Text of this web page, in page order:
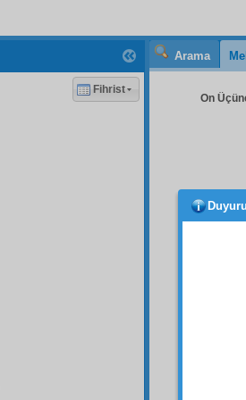
Arama
On
Başa
Fihrist
Duyuru